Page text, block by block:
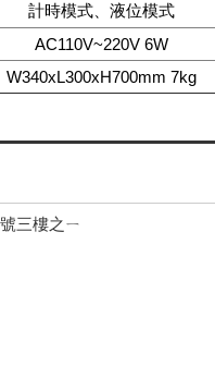
計時模式、液位模式
AC110V~220V 6W
W340xL300xH700mm 7kg
三樓之ㄧ